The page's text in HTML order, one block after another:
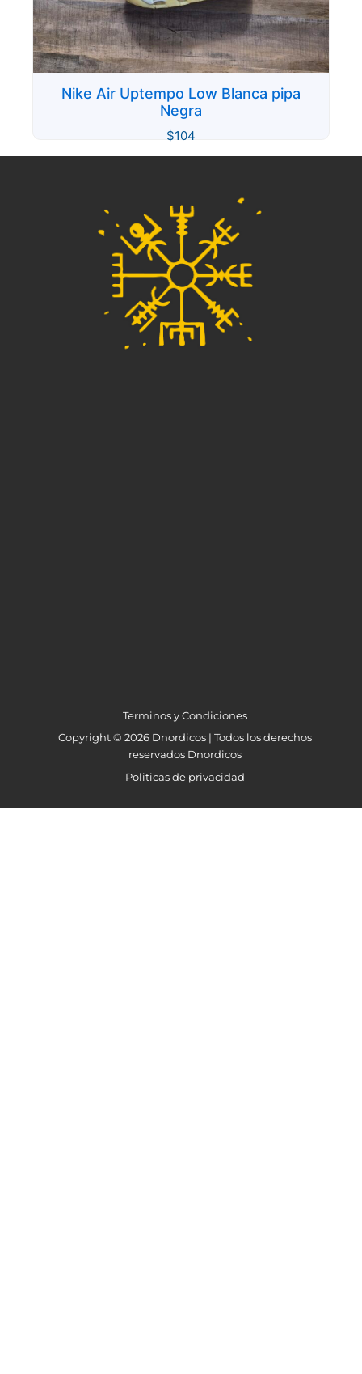
Nike Air Uptempo Low Blanca pipa
Negra
$104
Terminos y Condiciones
Copyright © 2026 Dnordicos | Todos los derechos
reservados Dnordicos
Politicas de privacidad